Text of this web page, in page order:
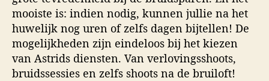
mooiste is: indien nodig, kunnen jullie na het
huwelijk nog uren of zelfs dagen bijtellen! De
mogelijkheden zijn eindeloos bij het kiezen
van Astrids diensten. Van verlovingsshoots,
bruidssessies en zelfs shoots na de bruiloft!